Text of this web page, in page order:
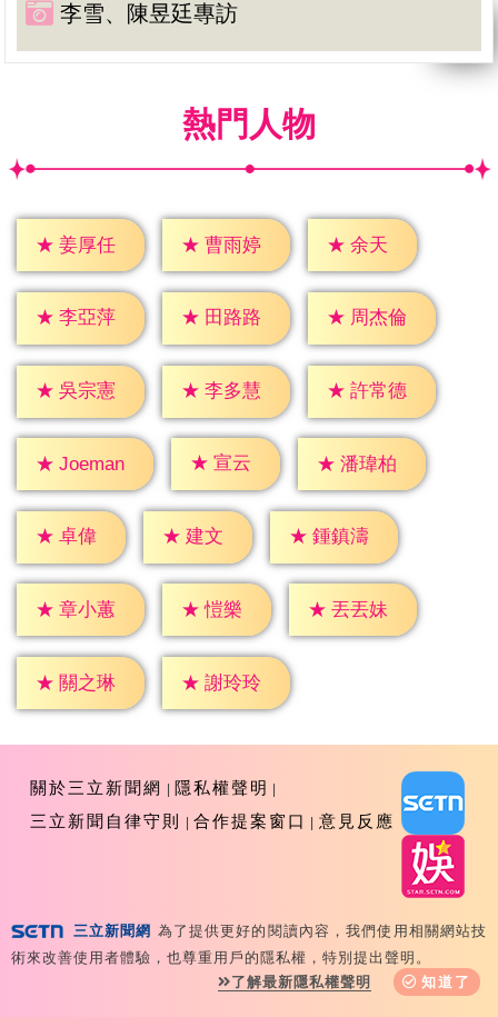
李雪、陳昱廷專訪
熱門人物
★ 姜厚任 ★ 曹雨婷 ★ 余天
★ 李亞萍 ★ 田路路 ★ 周杰倫
★ 吳宗憲 ★ 李多慧 ★ 許常德
★ Joeman ★ 宣云 ★ 潘瑋柏
★ 卓偉 ★ 建文 ★ 鍾鎮濤
★ 章小蕙 ★ 愷樂 ★ 丟丟妹
★ 關之琳 ★ 謝玲玲
關於三立新聞網
隱私權聲明
三立新聞自律守則
合作提案窗口 意見反應
Copyright ©2026 Sanlih E-Television All Rights
Reserved 版權所有 盜用必究 台北市內湖區舊宗路一段159
號 02-8792-8888
三立新聞網 為了提供更好的閱讀內容，我們使用相關網站技
術來改善使用者體驗，也尊重用戶的隱私權，特別提出聲明。
了解最新隱私權聲明
知道了